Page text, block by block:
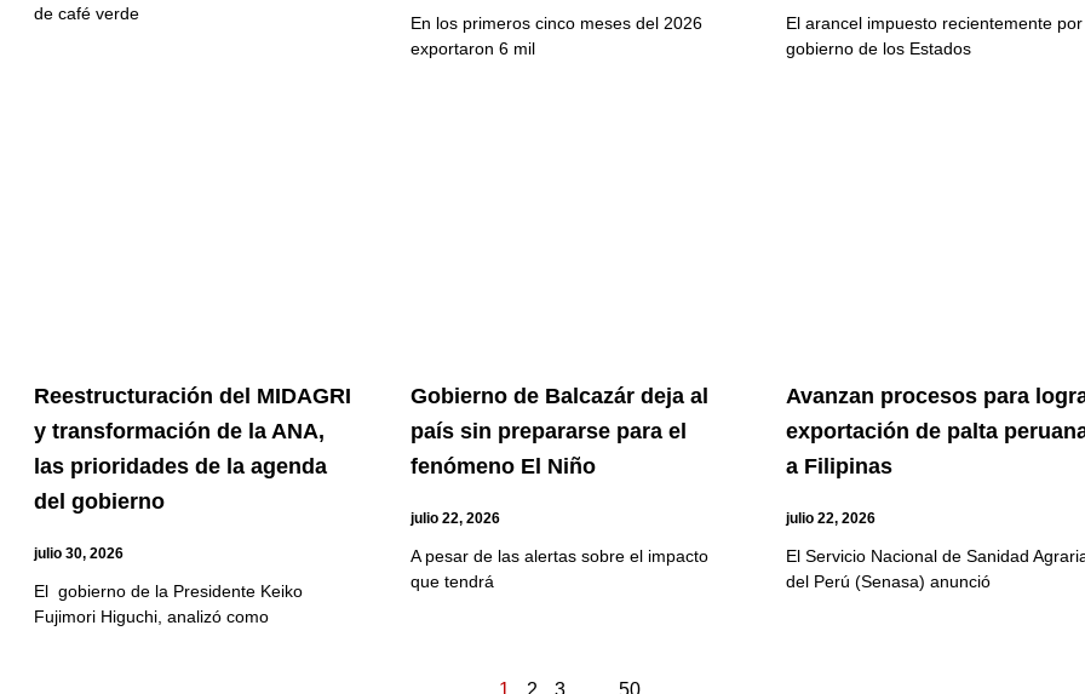
de café verde
En los primeros cinco meses del 2026
exportaron 6 mil
El arancel impuesto recientemente
gobierno de los Estados
Reestructuración del MIDAGRI
y transformación de la ANA,
las prioridades de la agenda
del gobierno
julio 30, 2026
El gobierno de la Presidente Keiko
Fujimori Higuchi, analizó como
Gobierno de Balcazár deja al
país sin prepararse para el
fenómeno El Niño
julio 22, 2026
A pesar de las alertas sobre el impacto
que tendrá
Avanzan procesos para
exportación de palta
a Filipinas
julio 22, 2026
El Servicio Nacional de Sanidad
del Perú (Senasa) anunció
1 2 3 50